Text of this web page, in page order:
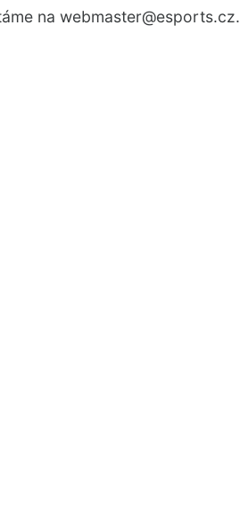
na webmaster@esports.cz.